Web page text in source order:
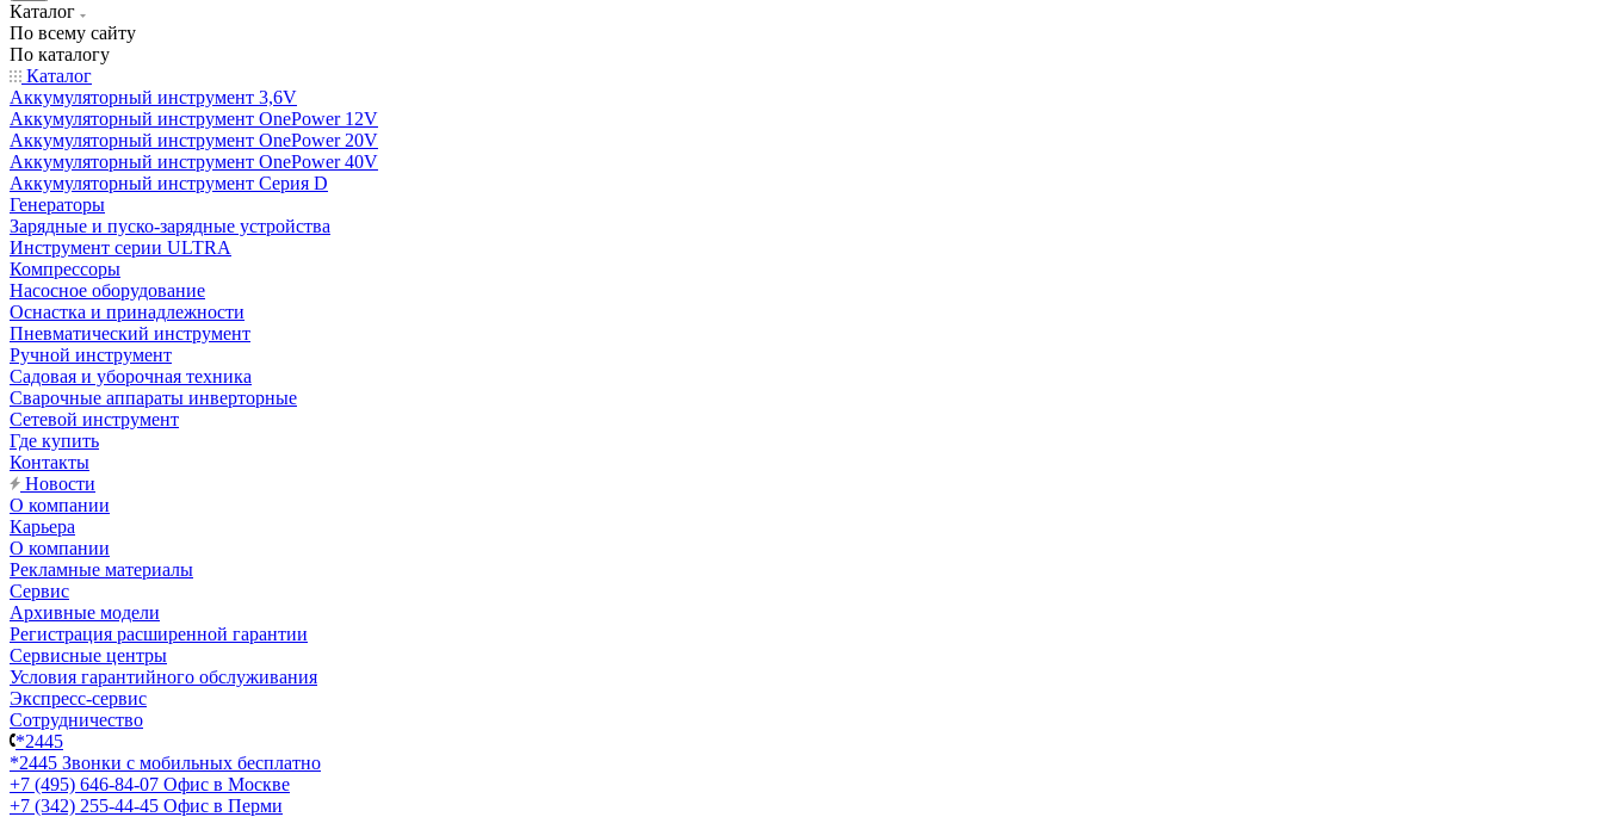
Каталог
По всему сайту
По каталогу
Каталог
Аккумуляторный инструмент 3,6V
Аккумуляторный инструмент OnePower 12V
Аккумуляторный инструмент OnePower 20V
Аккумуляторный инструмент OnePower 40V
Аккумуляторный инструмент Серия D
Генераторы
Зарядные и пуско-зарядные устройства
Инструмент серии ULTRA
Компрессоры
Насосное оборудование
Оснастка и принадлежности
Пневматический инструмент
Ручной инструмент
Садовая и уборочная техника
Сварочные аппараты инверторные
Сетевой инструмент
Где купить
Контакты
Новости
О компании
Карьера
О компании
Рекламные материалы
Сервис
Архивные модели
Регистрация расширенной гарантии
Сервисные центры
Условия гарантийного обслуживания
Экспресс-сервис
Сотрудничество
*2445
*2445 Звонки с мобильных бесплатно
+7 (495) 646-84-07 Офис в Москве
+7 (342) 255-44-45 Офис в Перми